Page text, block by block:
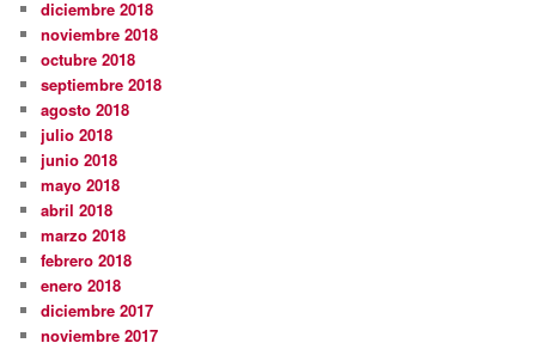
diciembre 2018
noviembre 2018
octubre 2018
septiembre 2018
agosto 2018
julio 2018
junio 2018
mayo 2018
abril 2018
marzo 2018
febrero 2018
enero 2018
diciembre 2017
noviembre 2017